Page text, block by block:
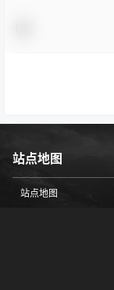
站点地图
站点地图